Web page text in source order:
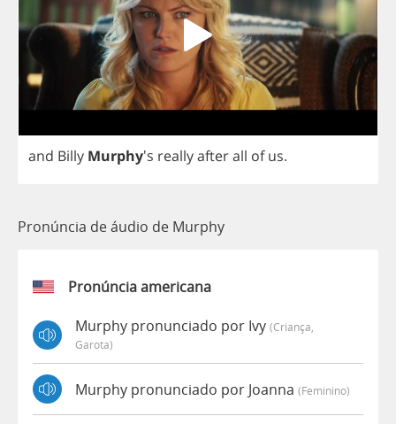
and Billy Murphy's reallyafterall of us.
Pronúncia de áudio de Murphy
Pronúncia americana
Murphy pronunciado por Ivy (criança,
Garota)
Murphy pronunciado por Joanna (feminino)